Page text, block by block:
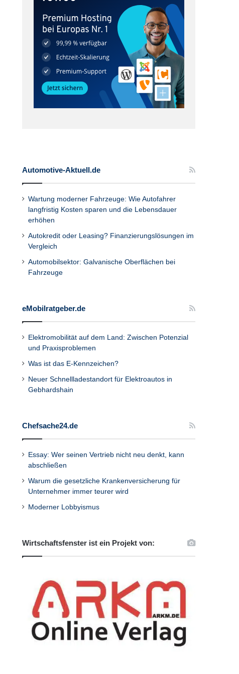
Automotive-Aktuell.de
Wartung moderner Fahrzeuge: Wie Autofahrer
langfristig Kosten sparen und die Lebensdauer
erhöhen
Autokredit oder Leasing? Finanzierungslösungen im
Vergleich
Automobilsektor: Galvanische Oberflächen bei
Fahrzeuge
eMobilratgeber.de
Elektromobilität auf dem Land: Zwischen Potenzial
und Praxisproblemen
Was ist das E-Kennzeichen?
Neuer Schnellladestandort für Elektroautos in
Gebhardshain
Chefsache24.de
Essay: Wer seinen Vertrieb nicht neu denkt, kann
abschließen
Warum die gesetzliche Krankenversicherung für
Unternehmer immer teurer wird
Moderner Lobbyismus
Wirtschaftsfenster ist ein Projekt von: